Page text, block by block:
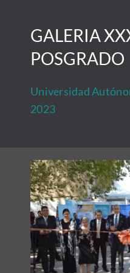
contenidoGALERIA
POSGRADO
Universidad
2023